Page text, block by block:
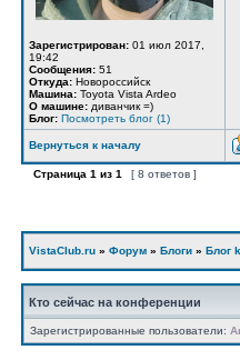
Зарегистрирован: 01 июл 2017,
19:42
Сообщения: 51
Откуда: Новороссийск
Машина: Toyota Vista Ardeo
О машине: диванчик =)
Блог: Посмотреть блог (1)
Вернуться к началу
Страница 1 из 1 [ 8 ответов ]
VistaClub.ru » Форум » Блоги » Блог
Кто сейчас на конференции
Зарегистрированные пользователи: